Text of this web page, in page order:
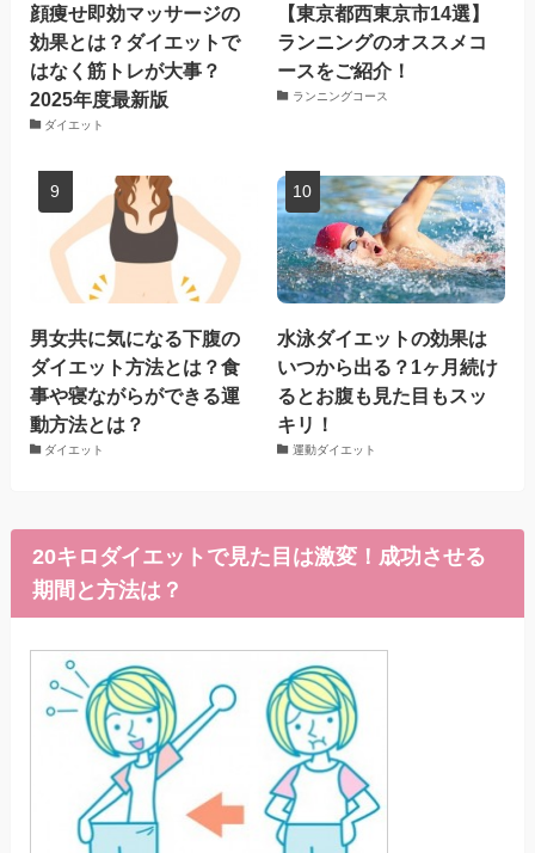
顔痩せ即効マッサージの
効果とは？ダイエットで
はなく筋トレが大事？
2025年度最新版
ダイエット
【東京都西東京市14選】
ランニングのオススメコ
ースをご紹介！
ランニングコース
男女共に気になる下腹の
ダイエット方法とは？食
事や寝ながらができる運
動方法とは？
ダイエット
水泳ダイエットの効果は
いつから出る？1ヶ月続け
るとお腹も見た目もスッ
キリ！
運動ダイエット
20キロダイエットで見た目は激変！成功させる
期間と方法は？